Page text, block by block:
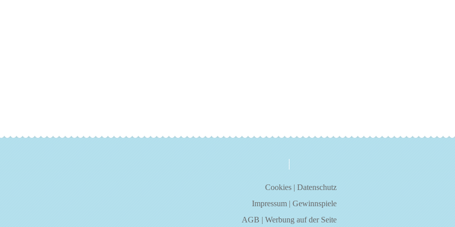
über uns kontakt
Cookies|Datenschutz
Impressum|Gewinnspiele
AGB|Werbung auf der Seite